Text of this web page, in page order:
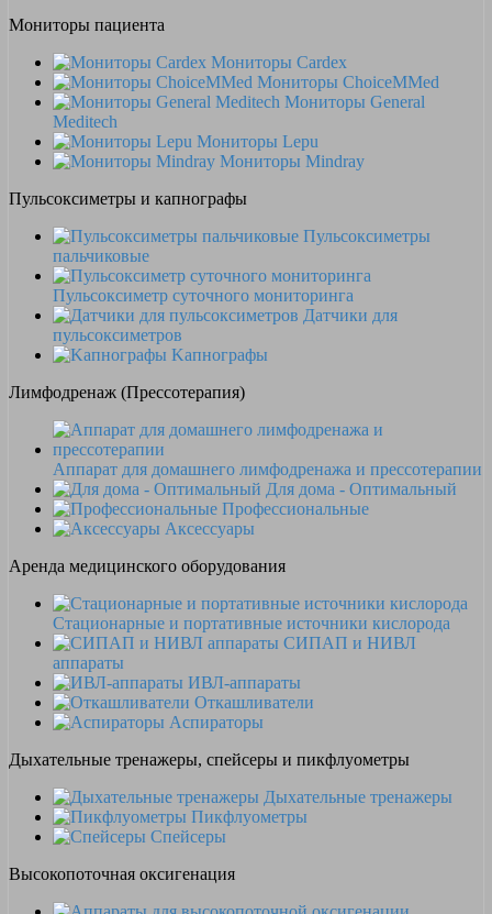
Мониторы пациента
Мониторы Cardex
Мониторы ChoiceMMed
Мониторы General
Meditech
Мониторы Lepu
Мониторы Mindray
Пульсоксиметры и капнографы
Пульсоксиметры
пальчиковые
Пульсоксиметр суточного мониторинга
Датчики для
пульсоксиметров
Kапнографы
Лимфодренаж (Прессотерапия)
Аппарат для домашнего лимфодренажа и прессотерапии
Для дома - Оптимальный
Профессиональные
Аксессуары
Аренда медицинского оборудования
Стационарные и портативные источники кислорода
СИПАП и НИВЛ
аппараты
ИВЛ-аппараты
Откашливатели
Аспираторы
Дыхательные тренажеры, спейсеры и пикфлуометры
Дыхательные тренажеры
Пикфлуометры
Спейсеры
Высокопоточная оксигенация